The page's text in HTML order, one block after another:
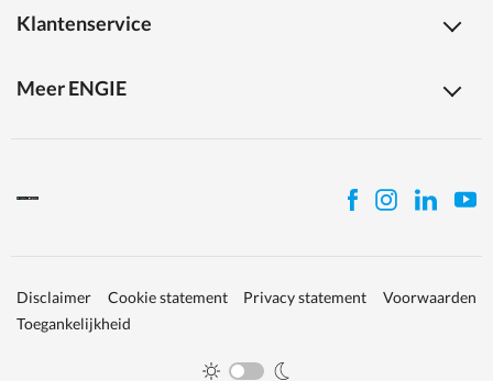
Klantenservice
Meer ENGIE
Disclaimer Cookie statement Privacy statement
Voorwaarden
Toegankelijkheid